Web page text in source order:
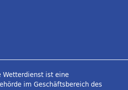
Wetterdienst ist eine
im Geschäftsbereich des